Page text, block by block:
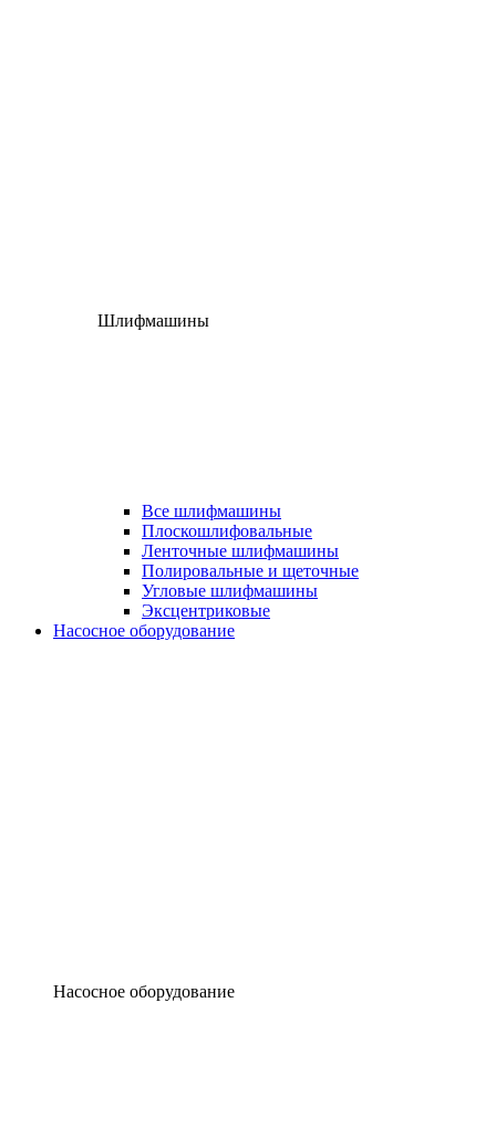
Шлифмашины
Все шлифмашины
Плоскошлифовальные
Ленточные шлифмашины
Полировальные и щеточные
Угловые шлифмашины
Эксцентриковые
Насосное оборудование
Насосное оборудование